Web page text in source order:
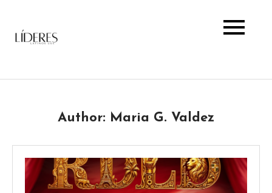
content
Author: Maria G. Valdez